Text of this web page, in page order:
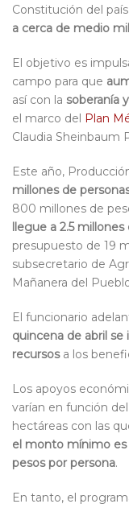
Constitución del
a cerca de medio
El objetivo es
campo para que
así con la soberanía
el marco del
Plan
Claudia Sheinbaum
Este año,
millones de
800 millones de
llegue a 2.5
presupuesto de 19
subsecretario de
Mañanera del
El funcionario
quincena de abril se
recursos a los
Los apoyos
varían en función
hectáreas con las
el monto mínimo es
pesos por persona.
En tanto, el